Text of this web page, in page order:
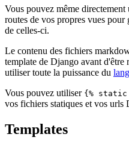
Vous pouvez même directement
routes de vos propres vues pour
de celles-ci.
Le contenu des fichiers
template de Django avant
utiliser toute la puissance du
Vous pouvez utiliser {% static
vos fichiers statiques et vos urls
Templates